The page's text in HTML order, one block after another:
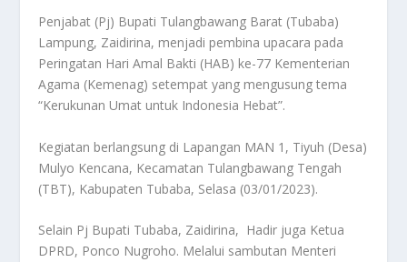
Penjabat (Pj) Bupati Tulangbawang Barat (Tubaba)
Lampung, Zaidirina, menjadi pembina upacara pada
Peringatan Hari Amal Bakti (HAB) ke-77 Kementerian
Agama (Kemenag) setempat yang mengusung tema
“Kerukunan Umat untuk Indonesia Hebat”.
Kegiatan berlangsung di Lapangan MAN 1, Tiyuh (Desa)
Mulyo Kencana, Kecamatan Tulangbawang Tengah
(TBT), Kabupaten Tubaba, Selasa (03/01/2023).
Selain Pj Bupati Tubaba, Zaidirina, Hadir juga Ketua
DPRD, Ponco Nugroho. Melalui sambutan Menteri